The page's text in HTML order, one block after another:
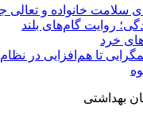
سلامت خانواده و تعالی
روایت گام‌های بلند
خرد
تا هم‌افزایی در